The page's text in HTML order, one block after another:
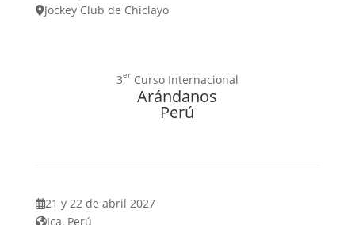
Jockey Club de Chiclayo
3erCurso Internacional
Arándanos
Perú
21 y 22 de abril 2027
Ica, Perú